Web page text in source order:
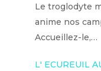
Le troglodyte
anime nos
Accueillez-le,…
L' ECUREUIL